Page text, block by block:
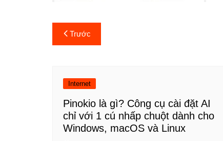
Điều
hướng
viết
Trước
Internet
Pinokio là gì? Công cụ cài đặt AI
chỉ với 1 cú nhấp chuột dành cho
Windows, macOS và Linux